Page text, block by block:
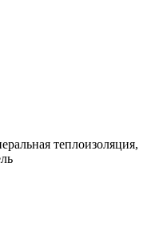
теплоизоляция,